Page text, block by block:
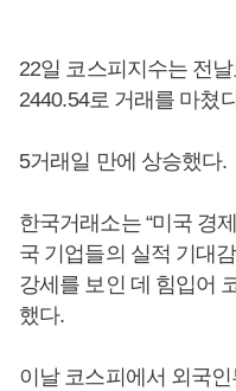
22일 코스피지수는 전
2440.54로 거래를 마쳤
5거래일 만에 상승했다.
한국거래소는 “미국 경
국 기업들의 실적 기대
강세를 보인 데 힘입어
했다.
이날 코스피에서 외국